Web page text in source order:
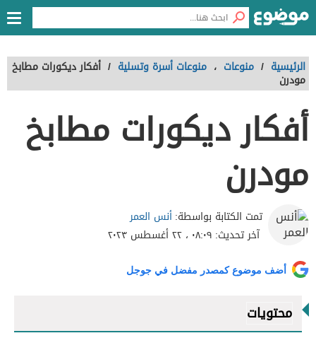
الرئيسية / منوعات ، منوعات أسرة وتسلية / أفكار ديكورات مطابخ
مودرن
أفكار ديكورات مطابخ
مودرن
تمت الكتابة بواسطة:أنس العمر
آخر تحديث: ٠٨:٠٩ ، ٢٢ أغسطس ٢٠٢٣
أضف موضوع كمصدر مفضل في جوجل
محتويات